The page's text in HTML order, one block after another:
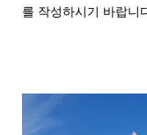
를 작성하시기 바랍니